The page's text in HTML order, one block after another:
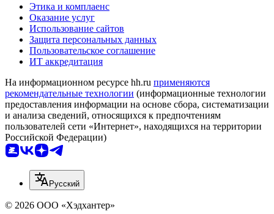
Этика и комплаенс
Оказание услуг
Использование сайтов
Защита персональных данных
Пользовательское соглашение
ИТ аккредитация
На информационном ресурсе hh.ru применяются
рекомендательные технологии (информационные технологии
предоставления информации на основе сбора, систематизации
и анализа сведений, относящихся к предпочтениям
пользователей сети «Интернет», находящихся на территории
Российской Федерации)
Русский
© 2026 ООО «Хэдхантер»